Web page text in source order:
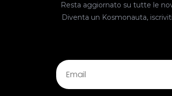
Resta aggiornato su tutte le
Diventa un Kosmonauta,